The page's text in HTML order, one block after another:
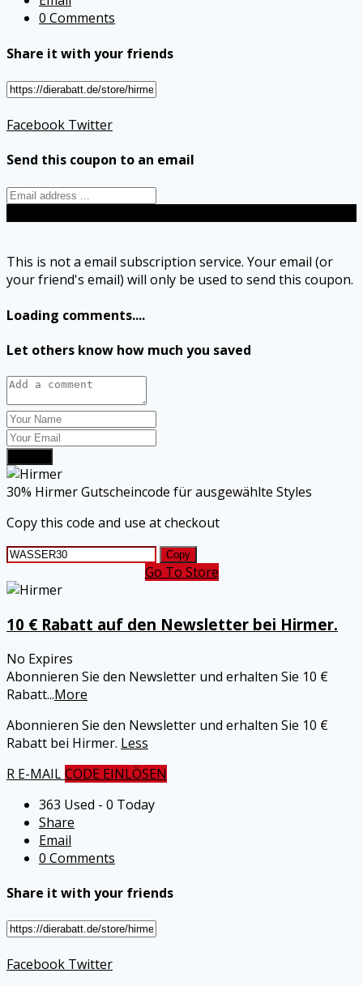
0 Comments
Share it with your friends
Facebook Twitter
Send this coupon to an email
This is not a email subscription service. Your email (or
your friend's email) will only be used to send this coupon.
Loading comments....
Let others know how much you saved
30% Hirmer Gutscheincode für ausgewählte Styles
Copy this code and use at checkout
Copy
Go To Store
10 € Rabatt auf den Newsletter bei Hirmer.
No Expires
Abonnieren Sie den Newsletter und erhalten Sie 10 €
Rabatt...More
Abonnieren Sie den Newsletter und erhalten Sie 10 €
Rabatt bei Hirmer. Less
R E-MAILCODE EINLÖSEN
363 Used - 0 Today
Share
Email
0 Comments
Share it with your friends
Facebook Twitter